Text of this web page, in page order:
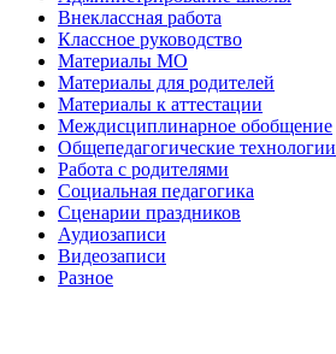
Внеклассная работа
Классное руководство
Материалы МО
Материалы для родителей
Материалы к аттестации
Междисциплинарное обобщение
Общепедагогические технологии
Работа с родителями
Социальная педагогика
Сценарии праздников
Аудиозаписи
Видеозаписи
Разное